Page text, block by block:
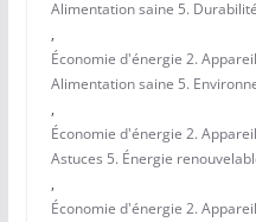
Alimentation saine 5. Durabilité
,
Économie d'énergie 2.
Alimentation saine 5.
,
Économie d'énergie 2.
Astuces 5. Énergie
,
Économie d'énergie 2.